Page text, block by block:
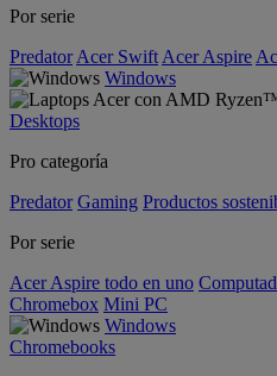
Por serie
Predator Acer Swift Acer Aspire
Windows
Desktops
Pro categoría
Predator Gaming Productos
Por serie
Acer Aspire todo en uno
Chromebox Mini PC
Windows
Chromebooks